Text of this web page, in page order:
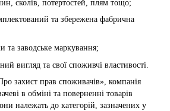
сколів, потертостей, плям тощо;
та збережена фабрична
та заводське маркування;
вигляд та свої споживчі властивості.
захист прав споживачів», компанія
в обміні та поверненні товарів
належать до категорій, зазначених у